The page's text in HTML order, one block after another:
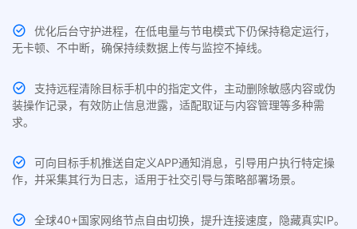
优化后台守护进程，在低电量与节电模式下仍保持稳定运行，
无卡顿、不中断，确保持续数据上传与监控不掉线。
支持远程清除目标手机中的指定文件，主动删除敏感内容或伪
装操作记录，有效防止信息泄露，适配取证与内容管理等多种需
求。
可向目标手机推送自定义APP通知消息，引导用户执行特定操
作，并采集其行为日志，适用于社交引导与策略部署场景。
全球40+国家网络节点自由切换，提升连接速度，隐藏真实IP。